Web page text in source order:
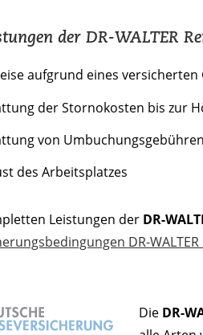
der DR-WALTER
aufgrund eines
der Stornokosten bis zur
von Umbuchungsgebühren
des Arbeitsplatzes
Leistungen der DR-
DR-
Die DR-